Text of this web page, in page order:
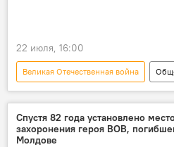
22 июля, 16:00
Великая Отечественная война
В Молдове
поисковое
Молдова
Спустя 82 года установлено
захоронения героя ВОВ,
Молдове